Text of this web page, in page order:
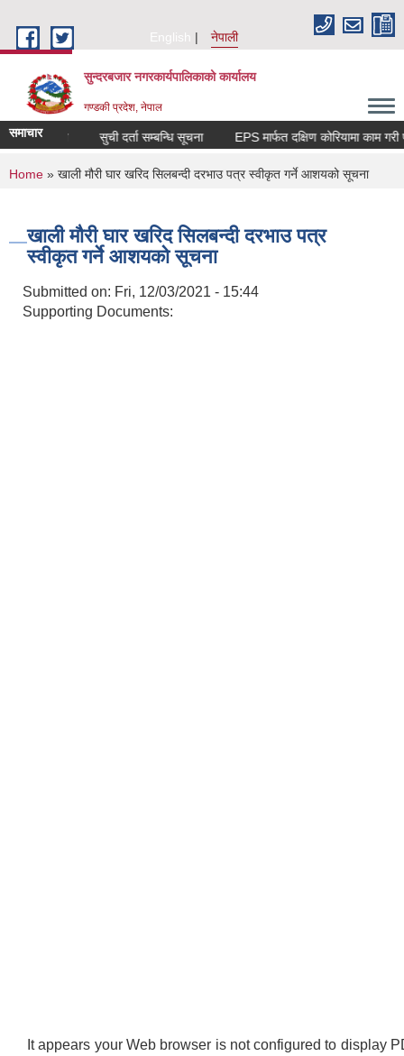
English
नेपाली
सुन्दरबजार नगरकार्यपालिकाको कार्यालय
गण्डकी प्रदेश, नेपाल
समाचार
सूचना सुची दर्ता सम्बन्धि सूचना EPS मार्फत दक्षिण कोरियामा काम
You are here
Home » खाली मौरी घार खरिद सिलबन्दी दरभाउ पत्र स्वीकृत गर्ने आशयको सूचना
खाली मौरी घार खरिद सिलबन्दी दरभाउ पत्र
स्वीकृत गर्ने आशयको सूचना
Submitted on: Fri, 12/03/2021 - 15:44
Supporting Documents:
It appears your Web browser is not configured to display